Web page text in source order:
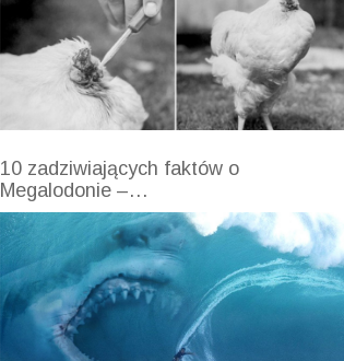
10 zadziwiających faktów o
Megalodonie –…